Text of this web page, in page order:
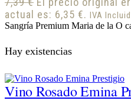
actual es: 6,35 €.
IVA
Sangría Premium Maria de la O
Hay existencias
Vino Rosado Emina